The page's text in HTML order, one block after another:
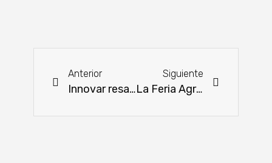
Anterior
Innovar resaltará el rol fundamental de las mujeres en el agro
Siguiente
La Feria Agropecuaria San Pedro unirá innovación y tradición